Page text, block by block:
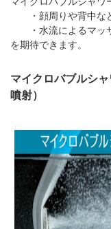
・顔周りや背中な
・水流によるマッ
を期待できます。
マイクロバブルシ
噴射）